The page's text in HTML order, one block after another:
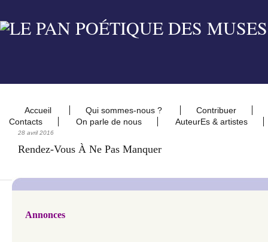
Accueil Qui sommes-nous ?
Contribuer
Contacts
On parle de nous AuteurEs & artistes
28 avril 2016
Rendez-Vous À Ne Pas Manquer
Annonces